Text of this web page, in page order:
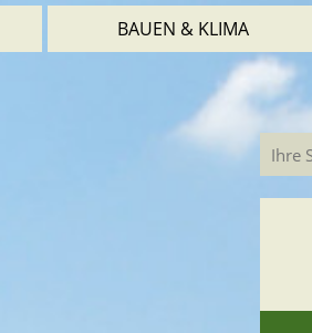
BAUEN & KLIMA